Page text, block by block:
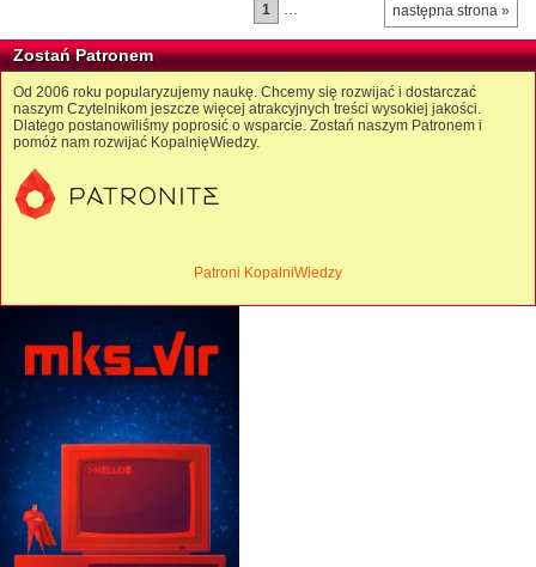
następna strona »
1 …
Zostań Patronem
Od 2006 roku popularyzujemy naukę. Chcemy się rozwijać i dostarczać
naszym Czytelnikom jeszcze więcej atrakcyjnych treści wysokiej jakości.
Dlatego postanowiliśmy poprosić o wsparcie. Zostań naszym Patronem i
pomóż nam rozwijać KopalnięWiedzy.
Patroni KopalniWiedzy